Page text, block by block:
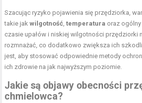
Szacując ryzyko pojawienia się przędziorka,
takie jakwilgotność,temperatura oraz
czasie upałów i niskiej wilgotności przędziorki
rozmnażać, co dodatkowo zwiększa ich
jest, aby stosować odpowiednie metody
ich zdrowie na jak najwyższym poziomie.
Jakie są objawy obecności
chmielowca?